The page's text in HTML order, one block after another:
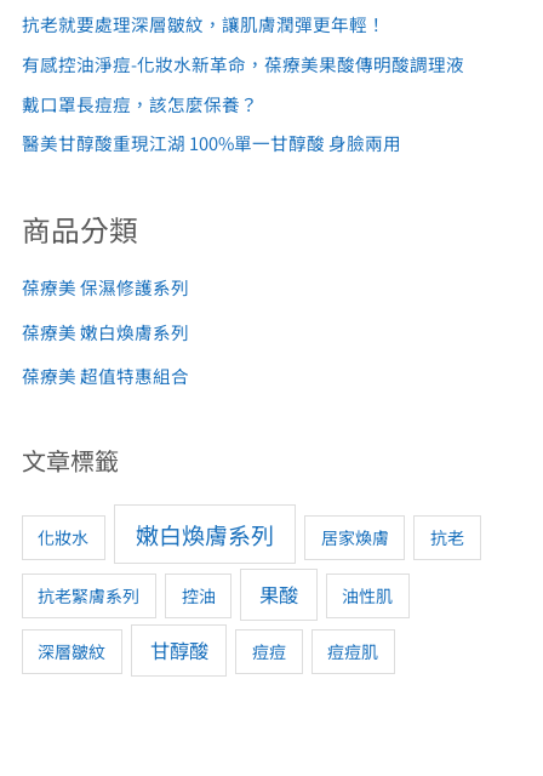
:抗老就要處理深層皺紋，讓肌膚潤彈更年輕！
有感控油淨痘-化妝水新革命，葆療美果酸傳明酸調理液
戴口罩長痘痘，該怎麼保養？
醫美甘醇酸重現江湖 100%單一甘醇酸 身臉兩用
商品分類
葆療美 保濕修護系列
葆療美 嫩白煥膚系列
葆療美 超值特惠組合
文章標籤
化妝水 嫩白煥膚系列 居家煥膚 抗老
抗老緊膚系列 控油 果酸 油性肌
深層皺紋 甘醇酸 痘痘 痘痘肌